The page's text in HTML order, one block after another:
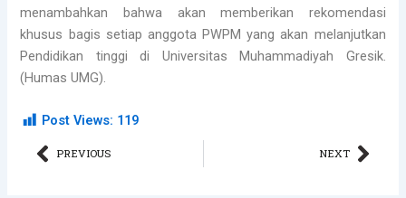
menambahkan bahwa akan memberikan rekomendasi
khusus bagis setiap anggota PWPM yang akan melanjutkan
Pendidikan tinggi di Universitas Muhammadiyah Gresik.
(Humas UMG).
Post Views: 119
Prev
PREVIOUS NEXT